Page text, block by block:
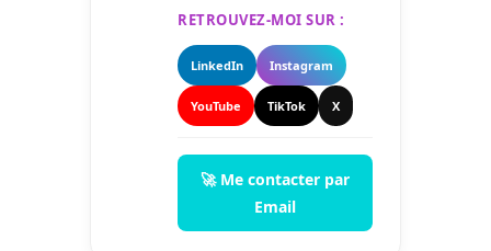
RETROUVEZ-MOI SUR :
LinkedIn Instagram
YouTube TikTok X
🚀 Me contacter par
Email